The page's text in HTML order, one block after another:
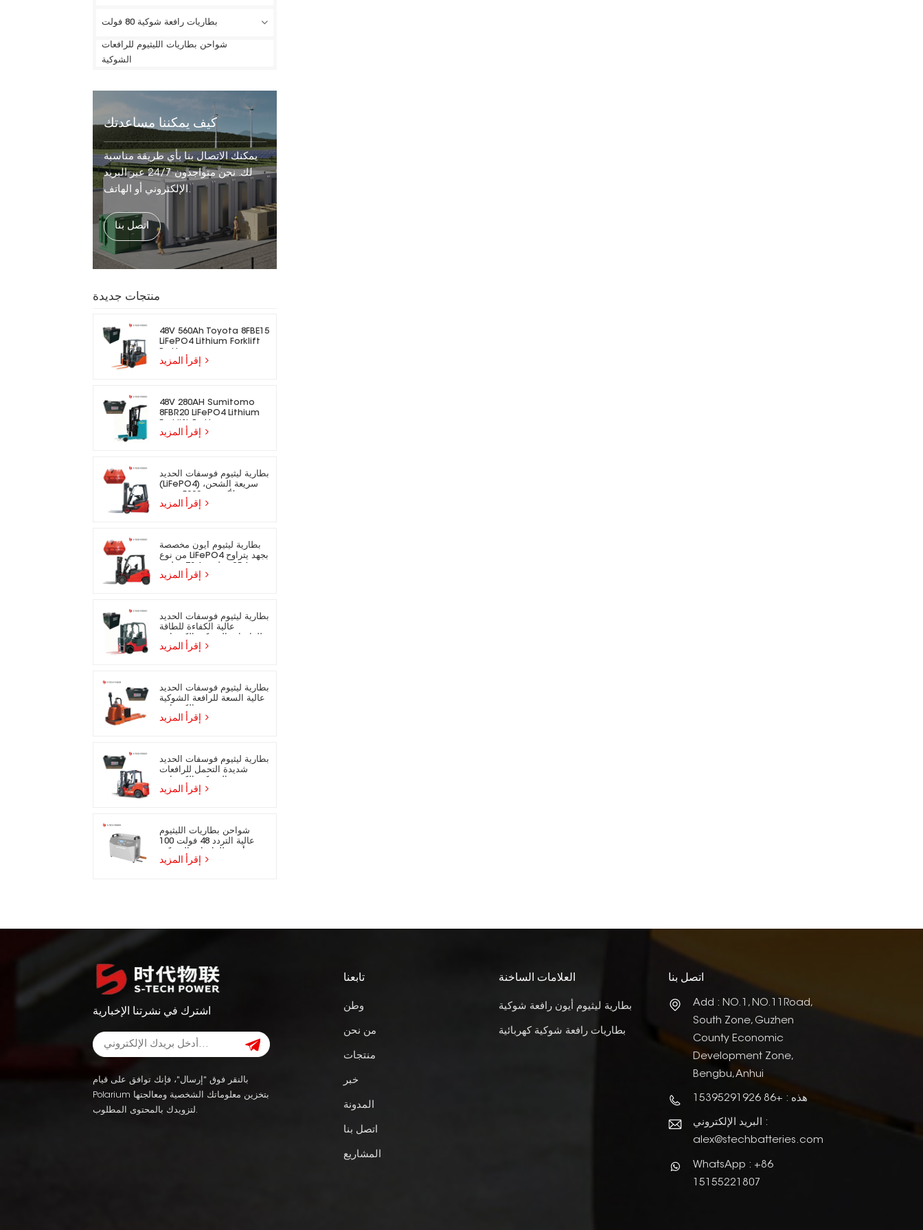
بطاريات رافعة شوكية 80 فولت
شواحن بطاريات الليثيوم للرافعات
الشوكية
كيف يمكننا مساعدتك
يمكنك الاتصال بنا بأي طريقة مناسبة
لك. نحن متواجدون 24/7 عبر البريد
الإلكتروني أو الهاتف.
اتصل بنا
منتجات جديدة
48V 560Ah Toyota 8FBE15
LiFePO4 Lithium Forklift
48V 280AH Sumitomo
8FBR20 LiFePO4 Lithium
بطارية ليثيوم فوسفات الحديد
(LiFePO4) سريعة الشحن،
مناسبة للرافعات الشوكية
بطارية ليثيوم أيون مخصصة
من نوع LiFePO4 بجهد يتراوح
مناسبة للرافعات الشوكية
بطارية ليثيوم فوسفات الحديد
عالية الكفاءة للطاقة
بطارية ليثيوم فوسفات الحديد
عالية السعة للرافعة الشوكية
بطارية ليثيوم فوسفات الحديد
شديدة التحمل للرافعات
شواحن بطاريات الليثيوم
عالية التردد 48 فولت 100
أمبير للرافعات الشوكية
اشترك في نشرتنا الإخبارية
بالنقر فوق "إرسال"، فإنك توافق على قيام
Polarium بتخزين معلوماتك الشخصية ومعالجتها
لتزويدك بالمحتوى المطلوب.
تابعنا
وطن
من نحن
منتجات
خبر
المدونة
اتصل بنا
المشاريع
العلامات الساخنة
بطارية ليثيوم أيون رافعة شوكية
بطاريات رافعة شوكية كهربائية
اتصل بنا
Add : NO.1, NO.11Road,
South Zone, Guzhen
County Economic
Development Zone,
Bengbu, Anhui
هذه : +86 15395291926
البريد الإلكتروني :
alex@stechbatteries.com
WhatsApp : +86
15155221807